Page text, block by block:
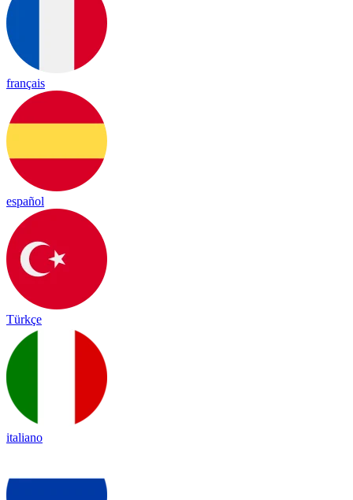
français
español
Türkçe
italiano